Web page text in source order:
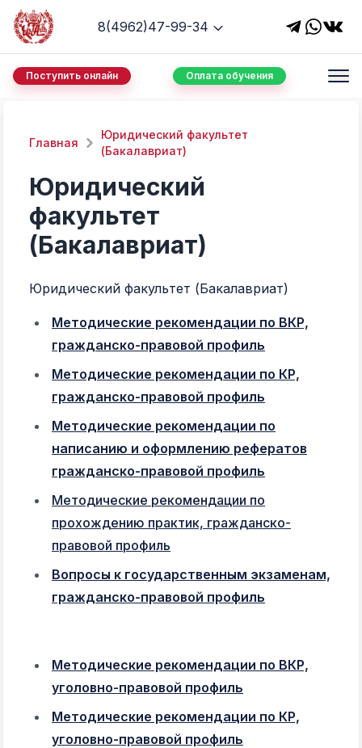
8(4962)47-99-34
Поступить онлайн Оплата обучения
Главная
Юридический факультет
(Бакалавриат)
Юридический
факультет
(Бакалавриат)
Юридический факультет (Бакалавриат)
Методические рекомендации по ВКР,
гражданско-правовой профиль
Методические рекомендации по КР,
гражданско-правовой профиль
Методические рекомендации по
написанию и оформлению рефератов
гражданско-правовой профиль
Методические рекомендации по
прохождению практик, гражданско-
правовой профиль
Вопросы к государственным экзаменам,
гражданско-правовой профиль
Методические рекомендации по ВКР,
уголовно-правовой профиль
Методические рекомендации по КР,
уголовно-правовой профиль